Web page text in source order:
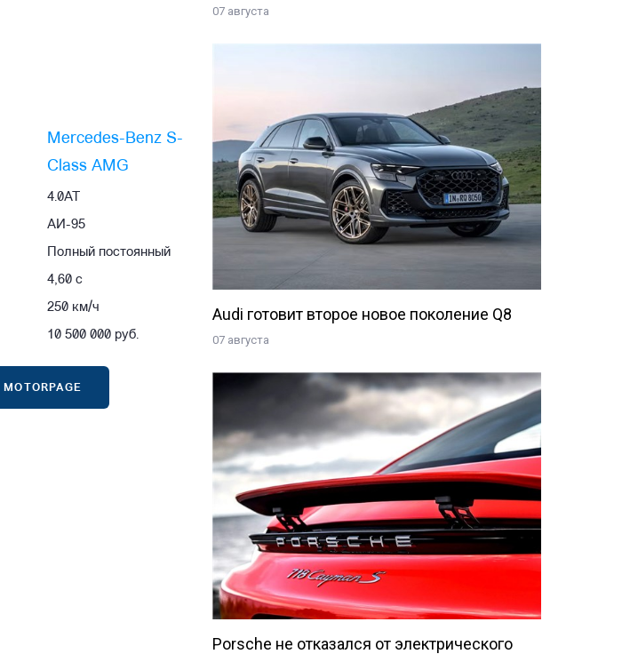
Mercedes-Benz S-
Class AMG
4.0AT
АИ-95
Полный постоянный
4,60 с
250 км/ч
10 500 000 руб.
07 августа
Audi готовит второе новое поколение Q8
07 августа
Porsche не отказался от электрического